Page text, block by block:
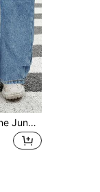
SHEIN Little Byeori Kleine Jungen Retro Blaue Loose Fit Jeans